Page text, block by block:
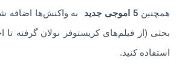
همچنین 5 اموجی جدید
به واکنش‌ها اضافه
بحثی (از فیلم‌های کریستوفر نولان گرفته تا
استفاده کنید.